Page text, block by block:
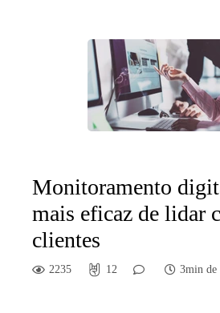
Monitoramento
mais eficaz de lidar
clientes
2235 12 3min de